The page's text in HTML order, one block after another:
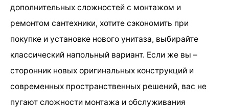
дополнительных сложностей с монтажом и
ремонтом сантехники, хотите сэкономить при
покупке и установке нового унитаза, выбирайте
классический напольный вариант. Если же вы –
сторонник новых оригинальных конструкций и
современных пространственных решений, вас не
пугают сложности монтажа и обслуживания